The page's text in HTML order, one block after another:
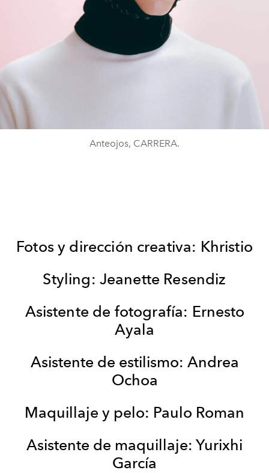
Anteojos, CARRERA.
Fotos y dirección creativa: Khristio
Styling: Jeanette Resendiz
Asistente de fotografía: Ernesto
Ayala
Asistente de estilismo: Andrea
Ochoa
Maquillaje y pelo: Paulo Roman
Asistente de maquillaje: Yurixhi
García